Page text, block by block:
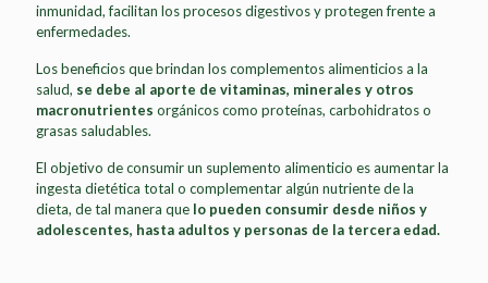
inmunidad, facilitan los procesos digestivos y protegen frente a
enfermedades.
Los beneficios que brindan los complementos alimenticios a la
salud, se debe al aporte de vitaminas, minerales y otros
macronutrientes orgánicos como proteínas, carbohidratos o
grasas saludables.
El objetivo de consumir un suplemento alimenticio es aumentar la
ingesta dietética total o complementar algún nutriente de la
dieta, de tal manera que lo pueden consumir desde niños y
adolescentes, hasta adultos y personas de la tercera edad.